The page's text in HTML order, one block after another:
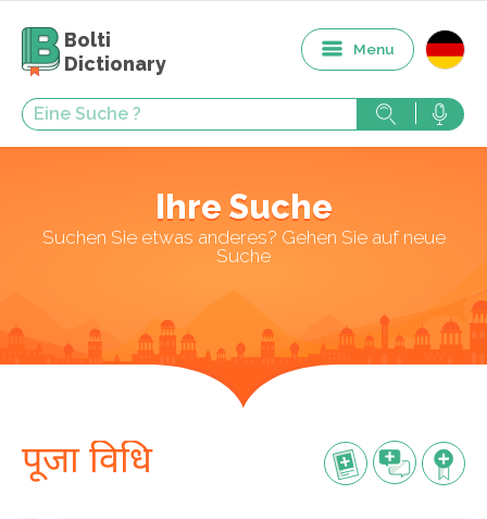
Bolti
Dictionary
Menu
Ihre Suche
Suchen Sie etwas anderes? Gehen Sie auf neue
Suche
पूजा विधि